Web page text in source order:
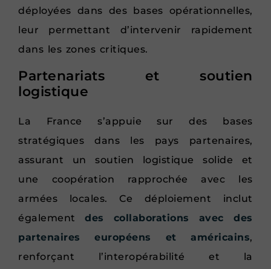
déployées dans des bases opérationnelles,
leur permettant d’intervenir rapidement
dans les zones critiques.
Partenariats et soutien
logistique
La France s’appuie sur des bases
stratégiques dans les pays partenaires,
assurant un soutien logistique solide et
une coopération rapprochée avec les
armées locales. Ce déploiement inclut
égalementdes collaborations avec des
partenaires européens et américains,
renforçant l’interopérabilité et la